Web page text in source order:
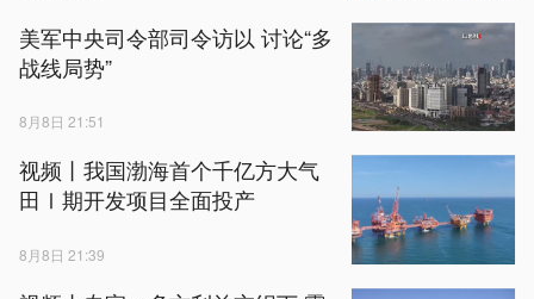
美军中央司令部司令访以 讨论“多
战线局势”
8月8日 21:51
视频丨我国渤海首个千亿方大气
田Ⅰ期开发项目全面投产
8月8日 21:39